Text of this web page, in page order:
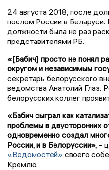
24 августа 2018, после
послом России в Беларуси.
должности была не раз
представителями РБ.
«[Бабич] просто не понял
округом и независимым
секретарь белорусского
ведомства Анатолий Глаз.
белорусских коллег
«Бабич сыграл как
проблемы в двусторонних
одновременно создал
России, и в Белоруссии», -
«Ведомостей» своего
Кремлю.